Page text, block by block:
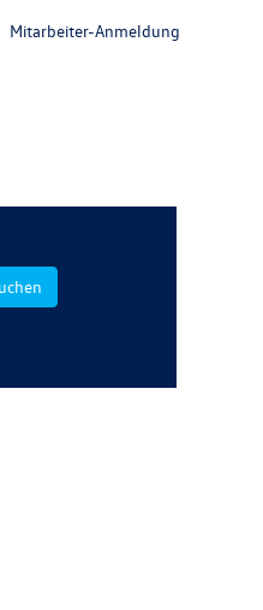
Mitarbeiter-Anmeldung